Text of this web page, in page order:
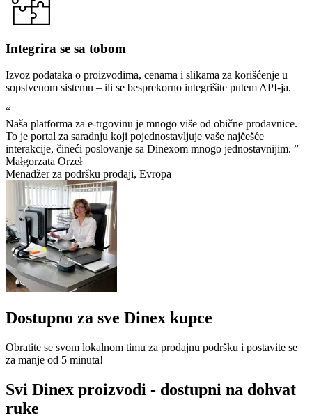
Integrira se sa tobom
Izvoz podataka o proizvodima, cenama i slikama za korišćenje u
sopstvenom sistemu – ili se besprekorno integrišite putem API-ja.
“
Naša platforma za e-trgovinu je mnogo više od obične prodavnice.
To je portal za saradnju koji pojednostavljuje vaše najčešće
interakcije, čineći poslovanje sa Dinexom mnogo jednostavnijim. ”
Małgorzata Orzeł
Menadžer za podršku prodaji, Evropa
Dostupno za sve Dinex kupce
Obratite se svom lokalnom timu za prodajnu podršku i postavite se
za manje od 5 minuta!
Svi Dinex proizvodi - dostupni na dohvat
ruke